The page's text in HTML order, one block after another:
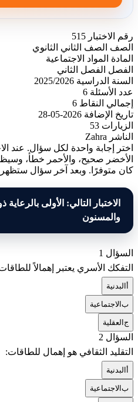
رقم الاختبار 515
الصف
الصف الثاني الثانوي
المادة
المواد الاجتماعية
الفصل
الفصل الثاني
السنة الدراسية 2025/2026
عدد الأسئلة 6
إجمالي النقاط 6
تاريخ الإضافة 2026-05-28
الزيارات 53
الناشر Zahra
اختر إجابة واحدة لكل سؤال. عند
الأخضر صحيح، والأحمر خطأ،
كان متوفرًا. وبعد آخر سؤال ستظهر
الاختبار التالي: الأولى
والمسنون
السؤال 1
التفكك الأسري يعتبر إهمالاً
البدنية
بالاجتماعية
جالعقلية
السؤال 2
التقليد الثقافي هو إهمال للطاقات:
البدنية
بالاجتماعية